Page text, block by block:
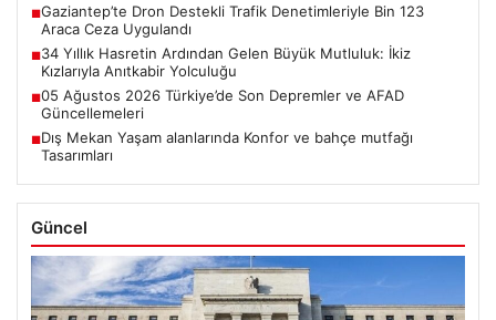
■Gaziantep’te Dron Destekli Trafik Denetimleriyle Bin 123
Araca Ceza Uygulandı
■34 Yıllık Hasretin Ardından Gelen Büyük Mutluluk: İkiz
Kızlarıyla Anıtkabir Yolculuğu
■05 Ağustos 2026 Türkiye’de Son Depremler ve AFAD
Güncellemeleri
■Dış Mekan Yaşam alanlarında Konfor ve bahçe mutfağı
Tasarımları
Güncel